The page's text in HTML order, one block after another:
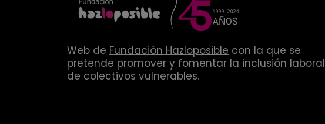
Web de Fundación Hazloposible con la que se
pretende promover y fomentar la inclusión laboral
de colectivos vulnerables.